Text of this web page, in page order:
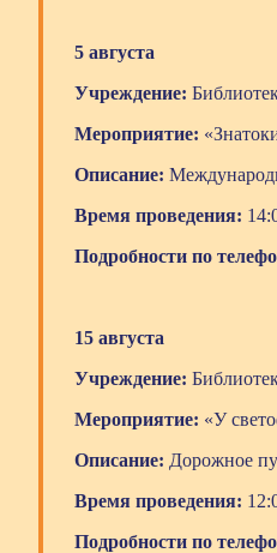
5 августа
Учреждение:
Мероприятие:
Описание:
Время проведения:
Подробности по
15 августа
Учреждение:
Мероприятие: «У
Описание: Дорожное
Время проведения:
Подробности по